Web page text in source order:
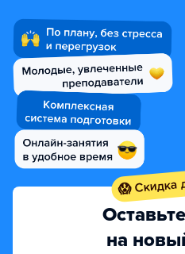
на
😱 Скидка